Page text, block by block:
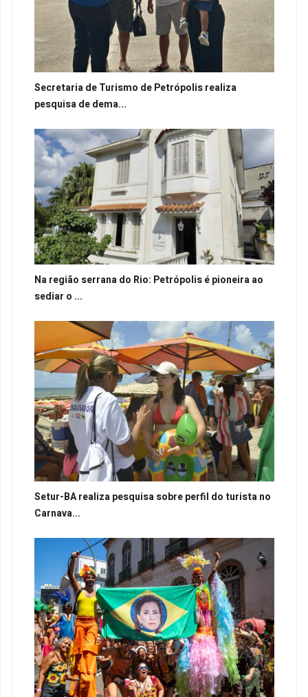
Secretaria de Turismo de Petrópolis realiza
pesquisa de dema...
Na região serrana do Rio: Petrópolis é pioneira ao
sediar o ...
Setur-BA realiza pesquisa sobre perfil do turista no
Carnava...